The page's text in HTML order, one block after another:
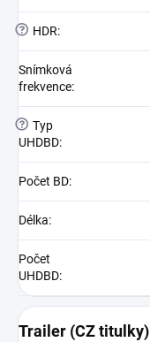
? HDR:
Snímková
frekvence:
? Typ
UHDBD:
Počet BD:
Délka:
Počet
UHDBD:
Trailer (CZ titulky)